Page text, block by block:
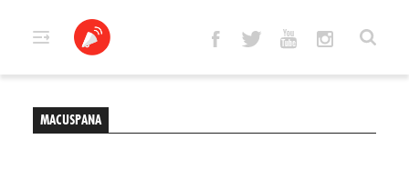
MACUSPANA